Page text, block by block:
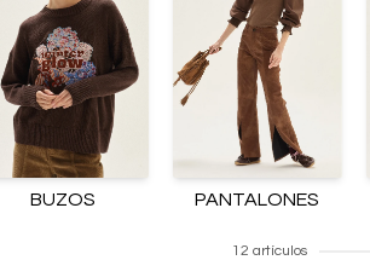
BUZOS PANTALONES
12 artículos